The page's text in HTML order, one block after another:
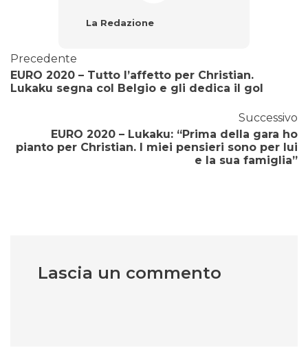
La Redazione
Precedente
EURO 2020 – Tutto l’affetto per Christian.
Lukaku segna col Belgio e gli dedica il gol
Successivo
EURO 2020 – Lukaku: “Prima della gara ho
pianto per Christian. I miei pensieri sono per lui
e la sua famiglia”
Lascia un commento